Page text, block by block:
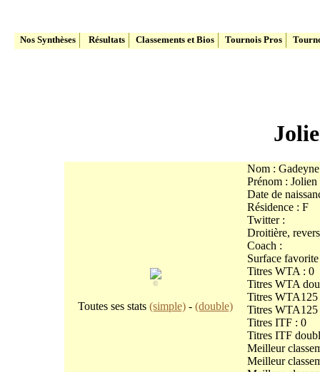
Nos Synthèses Résultats Classements et Bios Tournois Pros
©
Toutes ses stats(simple) -(double)
Nom : Gadeyne
Prénom : Jolien
Date de
Résidence : F
Twitter :
Droitière,
Coach :
Surface
Titres WTA : 0
Titres WTA
Titres WTA125
Titres WTA125
Titres ITF : 0
Titres ITF
Meilleur
Meilleur